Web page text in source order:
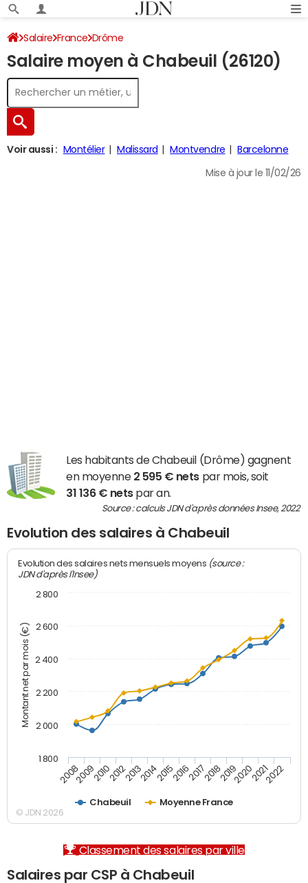
Salaire France Drôme
Salaire moyen à Chabeuil (26120)
Voir aussi : Montélier Malissard Montvendre Barcelonne
Mise à jour le 11/02/26
Les habitants de Chabeuil (Drôme) gagnent
en moyenne 2 595 € netspar mois, soit
31 136 € netspar an.
Source : calculs JDN d'après données Insee, 2022
Evolution des salaires à Chabeuil
Montant net par mois (€)
Evolution des salaires nets mensuels moyens (source :
JDN d'après l'Insee)
Chabeuil Moyenne France
20082009201020122013201420152016201720182019202020212022
1 800
2 000
2 200
2 400
2 600
2 800
© JDN 2026
Classement des salaires par ville
Salaires par CSP à Chabeuil